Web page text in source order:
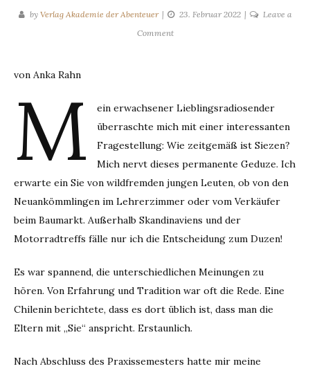
by Verlag Akademie der Abenteuer 23. Februar 2022
Leave a
Commenton
mir
sagen
von Anka Rahn
M
ein erwachsener Lieblingsradiosender
überraschte mich mit einer interessanten
Fragestellung: Wie zeitgemäß ist Siezen?
Mich nervt dieses permanente Geduze. Ich
erwarte ein Sie von wildfremden jungen Leuten, ob von den
Neuankömmlingen im Lehrerzimmer oder vom Verkäufer
beim Baumarkt. Außerhalb Skandinaviens und der
Motorradtreffs fälle nur ich die Entscheidung zum Duzen!
Es war spannend, die unterschiedlichen Meinungen zu
hören. Von Erfahrung und Tradition war oft die Rede. Eine
Chilenin berichtete, dass es dort üblich ist, dass man die
Eltern mit „Sie“ anspricht. Erstaunlich.
Nach Abschluss des Praxissemesters hatte mir meine